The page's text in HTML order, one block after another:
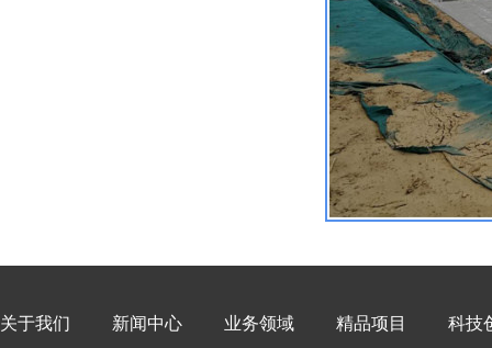
关于我们 新闻中心 业务领域 精品项目 科技